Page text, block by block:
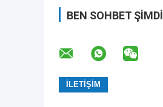
BEN SOHBET ŞIMDI